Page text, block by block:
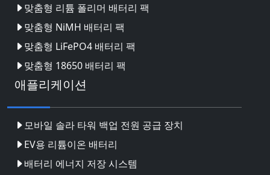
맞춤형 리튬 폴리머 배터리 팩
맞춤형 NiMH 배터리 팩
맞춤형 LiFePO4 배터리 팩
맞춤형 18650 배터리 팩
애플리케이션
모바일 솔라 타워 백업 전원 공급 장치
EV용 리튬이온 배터리
배터리 에너지 저장 시스템